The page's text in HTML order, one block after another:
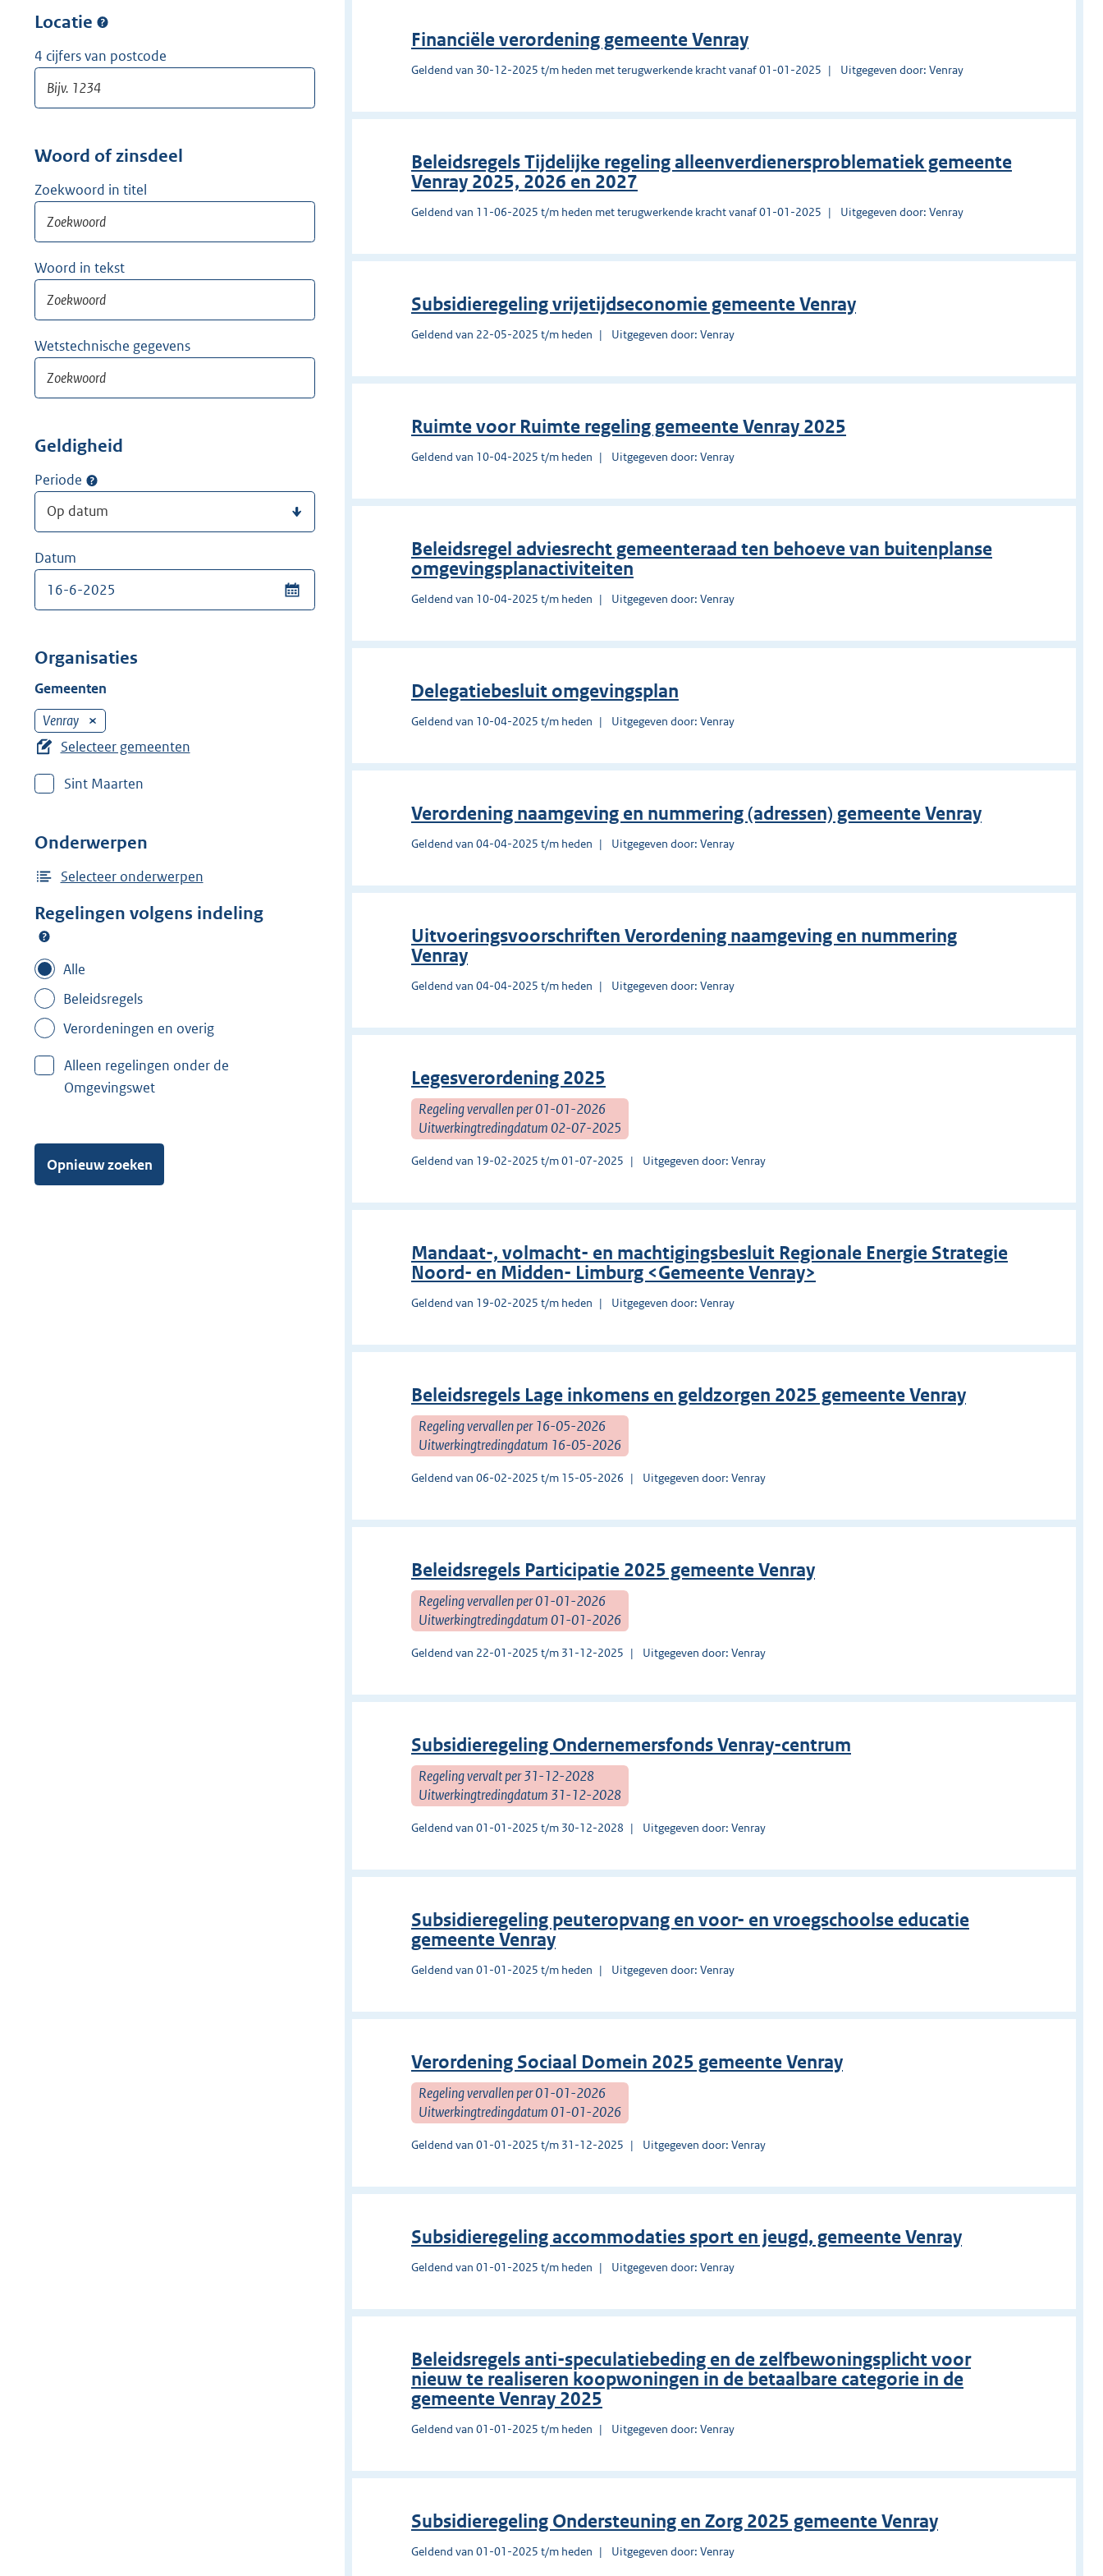
j
d
i
Locatie
4 cijfers van postcode
Woord of zinsdeel
Zoekwoord in titel
Woord in tekst
Wetstechnische gegevens
Geldigheid
Periode
Datum
Organisaties
Gemeenten
Venray
e
w
d
e
f
l
e
r
V
e
r
a
y
Selecteer gemeenten
Sint Maarten
Onderwerpen
Selecteer onderwerpen
Regelingen volgens indeling
Alle
Beleidsregels
Verordeningen en overig
Alleen regelingen onder de
Omgevingswet
Opnieuw zoeken
Financiële verordening gemeente Venray
Geldend van 30-12-2025 t/m heden met terugwerkende kracht vanaf 01-01-2025 Uitgegeven door: Venray
Beleidsregels Tijdelijke regeling alleenverdienersproblematiek gemeente
Venray 2025, 2026 en 2027
Geldend van 11-06-2025 t/m heden met terugwerkende kracht vanaf 01-01-2025 Uitgegeven door: Venray
Subsidieregeling vrijetijdseconomie gemeente Venray
Geldend van 22-05-2025 t/m heden Uitgegeven door: Venray
Ruimte voor Ruimte regeling gemeente Venray 2025
Geldend van 10-04-2025 t/m heden Uitgegeven door: Venray
Beleidsregel adviesrecht gemeenteraad ten behoeve van buitenplanse
omgevingsplanactiviteiten
Geldend van 10-04-2025 t/m heden Uitgegeven door: Venray
Delegatiebesluit omgevingsplan
Geldend van 10-04-2025 t/m heden Uitgegeven door: Venray
Verordening naamgeving en nummering (adressen) gemeente Venray
Geldend van 04-04-2025 t/m heden Uitgegeven door: Venray
Uitvoeringsvoorschriften Verordening naamgeving en nummering
Venray
Geldend van 04-04-2025 t/m heden Uitgegeven door: Venray
Legesverordening 2025
Regeling vervallen per 01-01-2026
Uitwerkingtredingdatum 02-07-2025
Geldend van 19-02-2025 t/m 01-07-2025 Uitgegeven door: Venray
Mandaat-, volmacht- en machtigingsbesluit Regionale Energie Strategie
Noord- en Midden- Limburg <Gemeente Venray>
Geldend van 19-02-2025 t/m heden Uitgegeven door: Venray
Beleidsregels Lage inkomens en geldzorgen 2025 gemeente Venray
Regeling vervallen per 16-05-2026
Uitwerkingtredingdatum 16-05-2026
Geldend van 06-02-2025 t/m 15-05-2026 Uitgegeven door: Venray
Beleidsregels Participatie 2025 gemeente Venray
Regeling vervallen per 01-01-2026
Uitwerkingtredingdatum 01-01-2026
Geldend van 22-01-2025 t/m 31-12-2025 Uitgegeven door: Venray
Subsidieregeling Ondernemersfonds Venray-centrum
Regeling vervalt per 31-12-2028
Uitwerkingtredingdatum 31-12-2028
Geldend van 01-01-2025 t/m 30-12-2028 Uitgegeven door: Venray
Subsidieregeling peuteropvang en voor- en vroegschoolse educatie
gemeente Venray
Geldend van 01-01-2025 t/m heden Uitgegeven door: Venray
Verordening Sociaal Domein 2025 gemeente Venray
Regeling vervallen per 01-01-2026
Uitwerkingtredingdatum 01-01-2026
Geldend van 01-01-2025 t/m 31-12-2025 Uitgegeven door: Venray
Subsidieregeling accommodaties sport en jeugd, gemeente Venray
Geldend van 01-01-2025 t/m heden Uitgegeven door: Venray
Beleidsregels anti-speculatiebeding en de zelfbewoningsplicht voor
nieuw te realiseren koopwoningen in de betaalbare categorie in de
gemeente Venray 2025
Geldend van 01-01-2025 t/m heden Uitgegeven door: Venray
Subsidieregeling Ondersteuning en Zorg 2025 gemeente Venray
Geldend van 01-01-2025 t/m heden Uitgegeven door: Venray